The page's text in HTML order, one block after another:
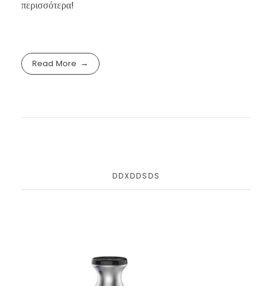
περισσότερα!
Read More
DDXDDSDS